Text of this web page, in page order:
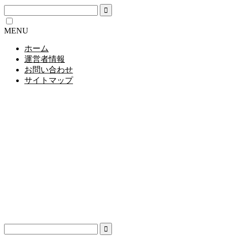
MENU
ホーム
運営者情報
お問い合わせ
サイトマップ